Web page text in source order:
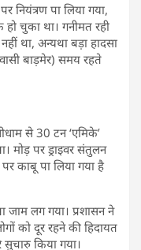
पा लिया गया,
चुका था। गनीमत रही
था, अन्यथा बड़ा हादसा
बाड़मेर) समय रहते
से 30 टन ‘एमिके’
मोड़ पर ड्राइवर संतुलन
काबू पा लिया गया है
जाम लग गया। प्रशासन ने
को दूर रहने की हिदायत
किया गया।